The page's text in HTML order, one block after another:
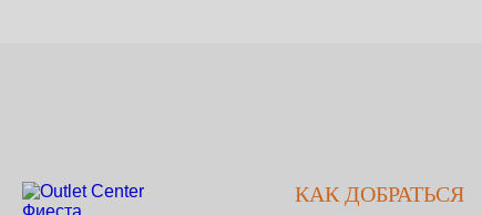
КАК ДОБРАТЬСЯ